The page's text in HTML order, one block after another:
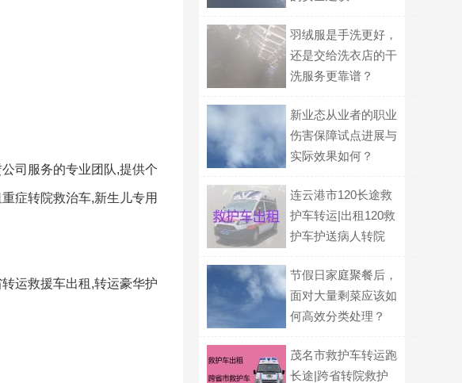
司服务的专业团队,提供个
症转院救治车,新生儿专用
运救援车出租,转运豪华护
羽绒服是手洗更好，
还是交给洗衣店的干
洗服务更靠谱？
新业态从业者的职业
伤害保障试点进展与
实际效果如何？
连云港市120长途救
护车转运|出租120救
护车护送病人转院
节假日家庭聚餐后，
面对大量剩菜应该如
何高效分类处理？
茂名市救护车转运跑
长途|跨省转院救护